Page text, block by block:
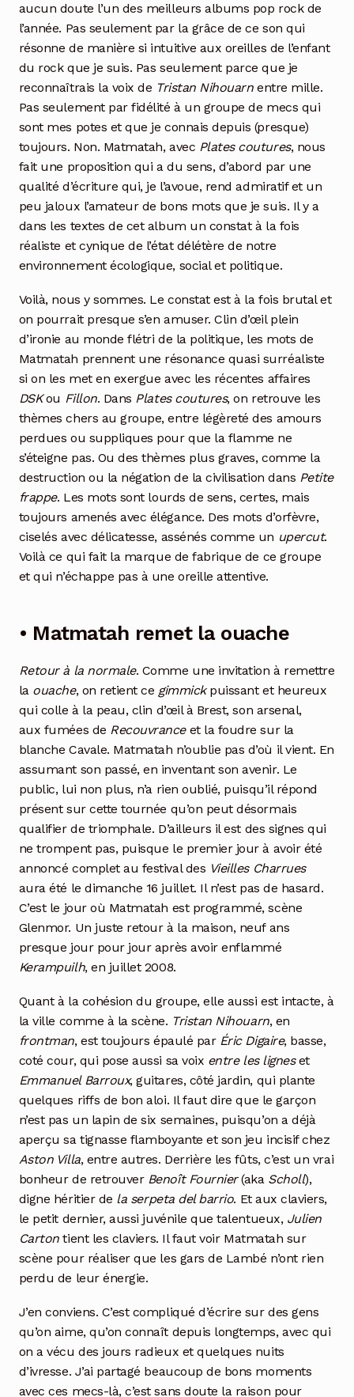
aucun doute l’un des meilleurs albums pop rock de
l’année. Pas seulement par la grâce de ce son qui
résonne de manière si intuitive aux oreilles de l’enfant
du rock que je suis. Pas seulement parce que je
reconnaîtrais la voix de Tristan Nihouarnentre mille.
Pas seulement par fidélité à un groupe de mecs qui
sont mes potes et que je connais depuis (presque)
toujours. Non. Matmatah, avec Plates coutures, nous
fait une proposition qui a du sens, d’abord par une
qualité d’écriture qui, je l’avoue, rend admiratif et un
peu jaloux l’amateur de bons mots que je suis. Il y a
dans les textes de cet album un constat à la fois
réaliste et cynique de l’état délétère de notre
environnement écologique, social et politique.
Voilà, nous y sommes. Le constat est à la fois brutal et
on pourrait presque s’en amuser. Clin d’œil plein
d’ironie au monde flétri de la politique, les mots de
Matmatah prennent une résonance quasi surréaliste
si on les met en exergue avec les récentes affaires
DSKou Fillon. Dans Plates coutures, on retrouve les
thèmes chers au groupe, entre légèreté des amours
perdues ou suppliques pour que la flamme ne
s’éteigne pas. Ou des thèmes plus graves, comme la
destruction ou la négation de la civilisation dans Petite
frappe. Les mots sont lourds de sens, certes, mais
toujours amenés avec élégance. Des mots d’orfèvre,
ciselés avec délicatesse, assénés comme un upercut.
Voilà ce qui fait la marque de fabrique de ce groupe
et qui n’échappe pas à une oreille attentive.
• Matmatah remet la ouache
Retour à la normale. Comme une invitation à remettre
la ouache, on retient ce gimmickpuissant et heureux
qui colle à la peau, clin d’œil à Brest, son arsenal,
aux fumées de Recouvranceet la foudre sur la
blanche Cavale. Matmatah n’oublie pas d’où il vient. En
assumant son passé, en inventant son avenir. Le
public, lui non plus, n’a rien oublié, puisqu’il répond
présent sur cette tournée qu’on peut désormais
qualifier de triomphale. D’ailleurs il est des signes qui
ne trompent pas, puisque le premier jour à avoir été
annoncé complet au festival des Vieilles Charrues
aura été le dimanche 16 juillet. Il n’est pas de hasard.
C’est le jour où Matmatah est programmé, scène
Glenmor. Un juste retour à la maison, neuf ans
presque jour pour jour après avoir enflammé
Kerampuilh, en juillet 2008.
Quant à la cohésion du groupe, elle aussi est intacte, à
la ville comme à la scène. Tristan Nihouarn, en
frontman, est toujours épaulé par Éric Digaire, basse,
coté cour, qui pose aussi sa voix entre les ligneset
Emmanuel Barroux, guitares, côté jardin, qui plante
quelques riffs de bon aloi. Il faut dire que le garçon
n’est pas un lapin de six semaines, puisqu’on a déjà
aperçu sa tignasse flamboyante et son jeu incisif chez
Aston Villa, entre autres. Derrière les fûts, c’est un vrai
bonheur de retrouver Benoît Fournier(aka Scholl),
digne héritier de la serpeta del barrio. Et aux claviers,
le petit dernier, aussi juvénile que talentueux, Julien
Cartontient les claviers. Il faut voir Matmatah sur
scène pour réaliser que les gars de Lambé n’ont rien
perdu de leur énergie.
J’en conviens. C’est compliqué d’écrire sur des gens
qu’on aime, qu’on connaît depuis longtemps, avec qui
on a vécu des jours radieux et quelques nuits
d’ivresse. J’ai partagé beaucoup de bons moments
avec ces mecs-là, c’est sans doute la raison pour